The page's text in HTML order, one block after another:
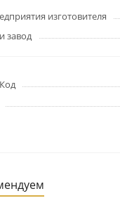
изготовителя
завод